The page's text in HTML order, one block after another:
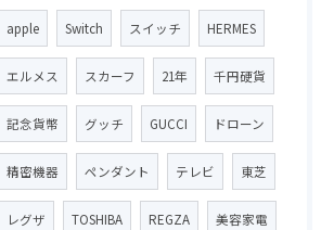
apple Switch スイッチ HERMES
エルメス スカーフ 21年 千円硬貨
記念貨幣 グッチ GUCCI ドローン
精密機器 ペンダント テレビ 東芝
レグザ TOSHIBA REGZA 美容家電